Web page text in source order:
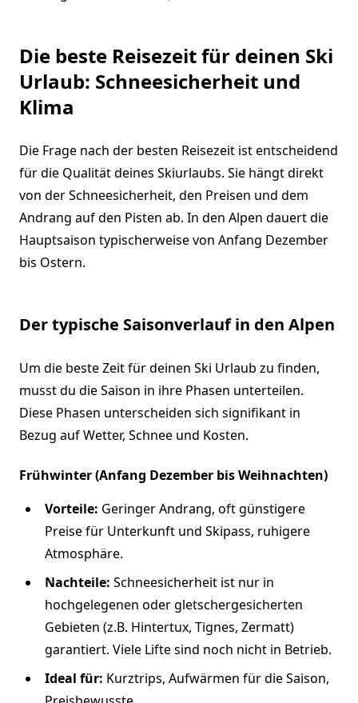
Die beste Reisezeit für deinen Ski
Urlaub: Schneesicherheit und
Klima
Die Frage nach der besten Reisezeit ist entscheidend
für die Qualität deines Skiurlaubs. Sie hängt direkt
von der Schneesicherheit, den Preisen und dem
Andrang auf den Pisten ab. In den Alpen dauert die
Hauptsaison typischerweise von Anfang Dezember
bis Ostern.
Der typische Saisonverlauf in den Alpen
Um die beste Zeit für deinen Ski Urlaub zu finden,
musst du die Saison in ihre Phasen unterteilen.
Diese Phasen unterscheiden sich signifikant in
Bezug auf Wetter, Schnee und Kosten.
Frühwinter (Anfang Dezember bis Weihnachten)
Vorteile: Geringer Andrang, oft günstigere
Preise für Unterkunft und Skipass, ruhigere
Atmosphäre.
Nachteile: Schneesicherheit ist nur in
hochgelegenen oder gletschergesicherten
Gebieten (z.B. Hintertux, Tignes, Zermatt)
garantiert. Viele Lifte sind noch nicht in Betrieb.
Ideal für: Kurztrips, Aufwärmen für die Saison,